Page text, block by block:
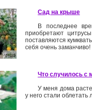
Сад на крыше
В последнее
приобретают
поставляются
себя очень заманчиво!
Что случилось с
У меня дома
у него стали